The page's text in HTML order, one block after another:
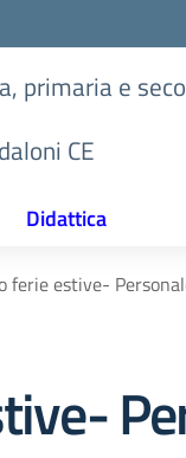
primaria e
CE
Didattica
ferie estive-